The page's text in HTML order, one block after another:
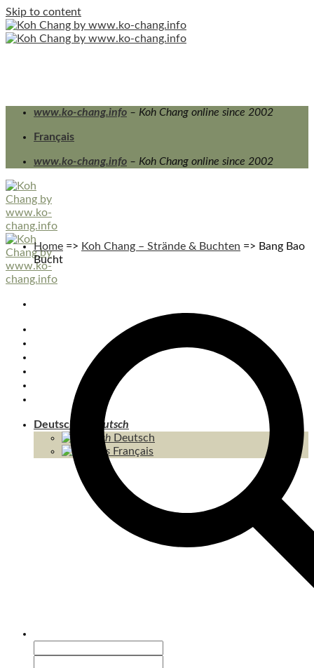
Skip to content
www.ko-chang.info – Koh Chang online since 2002
Français
www.ko-chang.info – Koh Chang online since 2002
PRIVATE TRANSFERS
THAILAND
KAMBODSCHA
INHALT / SITEMAP
Deutsch
Deutsch
Français
Home => Koh Chang – Strände & Buchten => Bang Bao
Bucht